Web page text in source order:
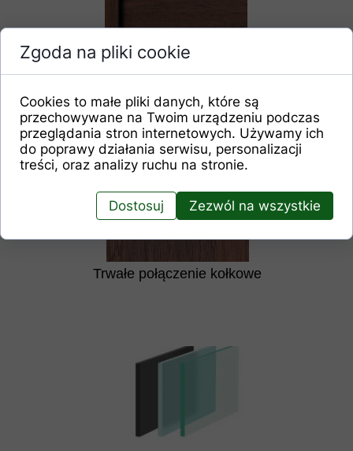
Trwałe połączenie kołkowe
folia SOFT PLUS, SOFT CPL 0,15.
Zgoda na pliki cookie
Cookies to małe pliki danych, które są
przechowywane na Twoim urządzeniu podczas
przeglądania stron internetowych. Używamy ich
do poprawy działania serwisu, personalizacji
treści, oraz analizy ruchu na stronie.
Dostosuj Zezwól na wszystkie